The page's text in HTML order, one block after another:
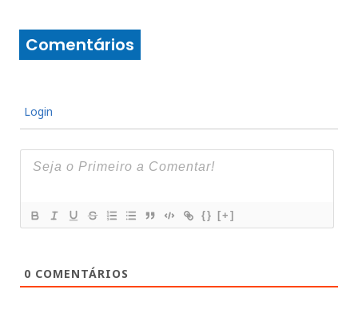
Comentários
Login
{} [+]
0 COMENTÁRIOS